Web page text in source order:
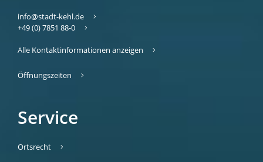
info@stadt-kehl.de
+49 (0) 7851 88-0
Alle Kontaktinformationen anzeigen
Öffnungszeiten
Service
Ortsrecht